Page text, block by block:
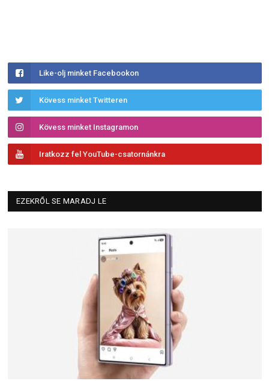
Like-olj minket Facebookon
Kövess minket Twitteren
Kövess minket Instagramon
Iratkozz fel YouTube-csatornánkra
EZEKRŐL SE MARADJ LE